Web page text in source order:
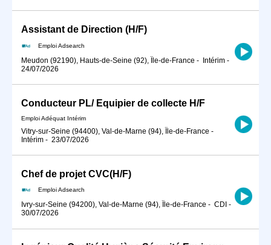
Assistant de Direction (H/F)
Emploi Adsearch
Meudon (92190), Hauts-de-Seine (92), Île-de-France - Intérim -
24/07/2026
Conducteur PL/ Equipier de collecte H/F
Emploi Adéquat Intérim
Vitry-sur-Seine (94400), Val-de-Marne (94), Île-de-France -
Intérim - 23/07/2026
Chef de projet CVC(H/F)
Emploi Adsearch
Ivry-sur-Seine (94200), Val-de-Marne (94), Île-de-France - CDI -
30/07/2026